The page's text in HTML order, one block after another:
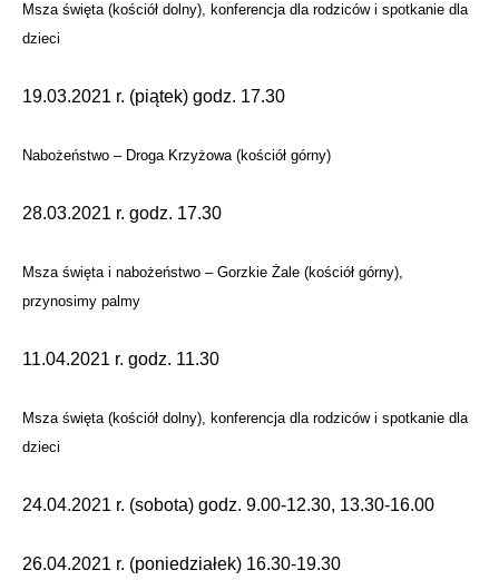
Msza święta (kościół dolny), konferencja dla rodziców i spotkanie dla
dzieci
19.03.2021 r. (piątek) godz. 17.30
Nabożeństwo – Droga Krzyżowa (kościół górny)
28.03.2021 r. godz. 17.30
Msza święta i nabożeństwo – Gorzkie Żale (kościół górny),
przynosimy palmy
11.04.2021 r. godz. 11.30
Msza święta (kościół dolny), konferencja dla rodziców i spotkanie dla
dzieci
24.04.2021 r. (sobota) godz. 9.00-12.30, 13.30-16.00
26.04.2021 r. (poniedziałek) 16.30-19.30